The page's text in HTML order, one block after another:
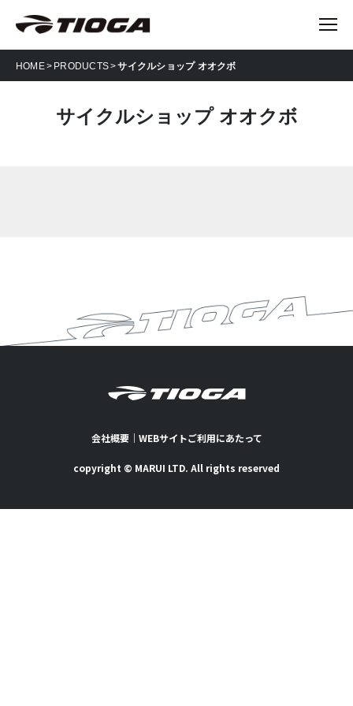
HOME PRODUCTS サイクルショップ オオクボ
サイクルショップ オオクボ
会社概要｜ WEBサイトご利用にあたって
copyright © MARUI LTD. All rights reserved